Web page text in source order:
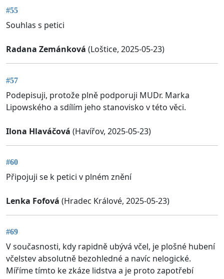
#55
Souhlas s petici
Radana Zemánková (Loštice, 2025-05-23)
#57
Podepisuji, protože plně podporuji MUDr. Marka
Lipowského a sdílím jeho stanovisko v této věci.
Ilona Hlaváčová (Havířov, 2025-05-23)
#60
Připojuji se k petici v plném znění
Lenka Fofová (Hradec Králové, 2025-05-23)
#69
V současnosti, kdy rapidně ubývá včel, je plošné hubení
včelstev absolutně bezohledné a navíc nelogické.
Míříme tímto ke zkáze lidstva a je proto zapotřebí